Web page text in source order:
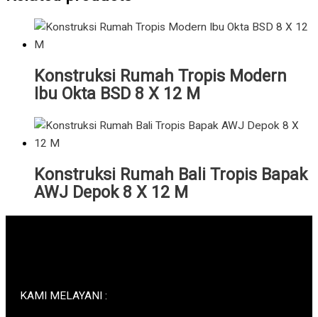
Konstruksi Rumah Tropis Modern
Ibu Okta BSD 8 X 12 M
Konstruksi Rumah Bali Tropis Bapak
AWJ Depok 8 X 12 M
KAMI MELAYANI :